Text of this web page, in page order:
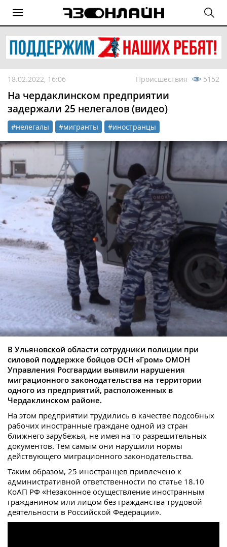
18.02.2022, 16:06 Происшествия 5152
На чердаклинском предприятии
задержали 25 нелегалов (видео)
#нелегалы #мигранты #иностранцы
В Ульяновской области сотрудники полиции при
силовой поддержке бойцов ОСН «Гром» ОМОН
Управления Росгвардии выявили нарушения
миграционного законодательства на территории
одного из предприятий, расположенных в
Чердаклинском районе.
На этом предприятии трудились в качестве подсобных
рабочих иностранные граждане одной из стран
ближнего зарубежья, не имея на то разрешительных
документов. Тем самым они нарушили нормы
действующего миграционного законодательства.
Таким образом, 25 иностранцев привлечено к
административной ответственности по статье 18.10
КоАП РФ «Незаконное осуществление иностранным
гражданином или лицом без гражданства трудовой
деятельности в Российской Федерации».